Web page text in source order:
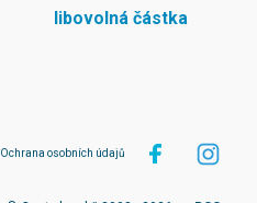
libovolná částka
Ochrana osobních údajů